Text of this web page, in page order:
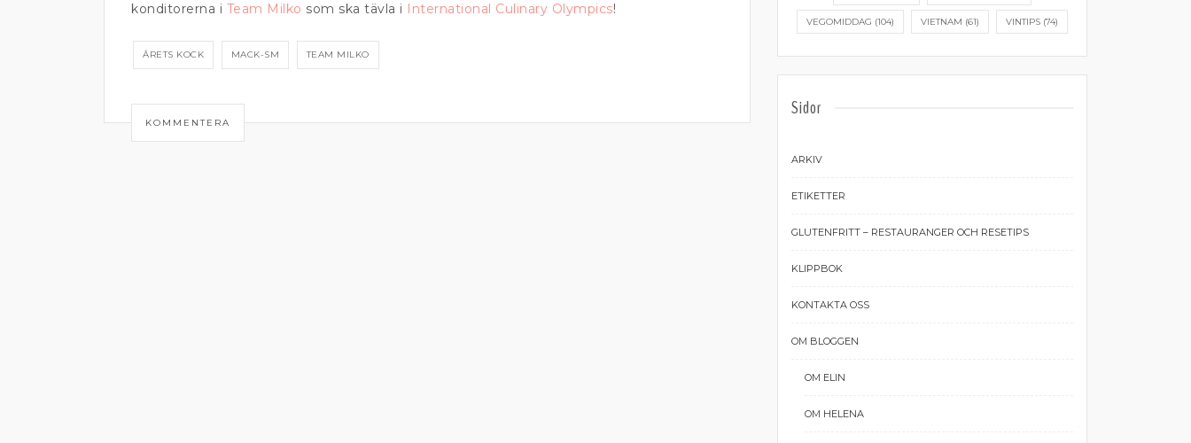
konditorerna i Team Milko som ska tävla i International Culinary Olympics!
ÅRETS KOCK MACK-SM TEAM MILKO
KOMMENTERA
VEGOMIDDAG (104) VIETNAM (61) VINTIPS (74)
Sidor
ARKIV
ETIKETTER
GLUTENFRITT – RESTAURANGER OCH RESETIPS
KLIPPBOK
KONTAKTA OSS
OM BLOGGEN
OM ELIN
OM HELENA